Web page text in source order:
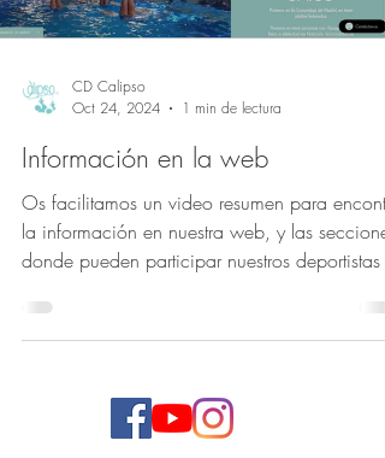
CD Calipso
Oct 24, 2024
1 min de lectura
Información en la web
Os facilitamos un video resumen para
la información en nuestra web, y las secciones
donde pueden participar nuestros deportistas